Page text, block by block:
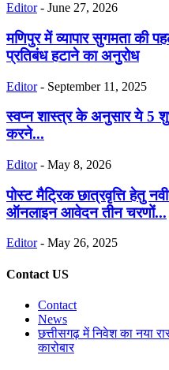
Editor - June 27, 2026
मणिपुर में व्यापार सुगमता की
प्रतिबंध हटाने का अनुरोध
Editor - September 11, 2025
स्वप्न शास्त्र के अनुसार ये 5
करने...
Editor - May 8, 2026
पोस्ट मैट्रिक छात्रवृत्ति हेतु
ऑनलाइन आवेदन तीन चरणों...
Editor - May 26, 2025
Contact US
Contact
News
छत्तीसगढ़ में निवेश का नया
कारोबार